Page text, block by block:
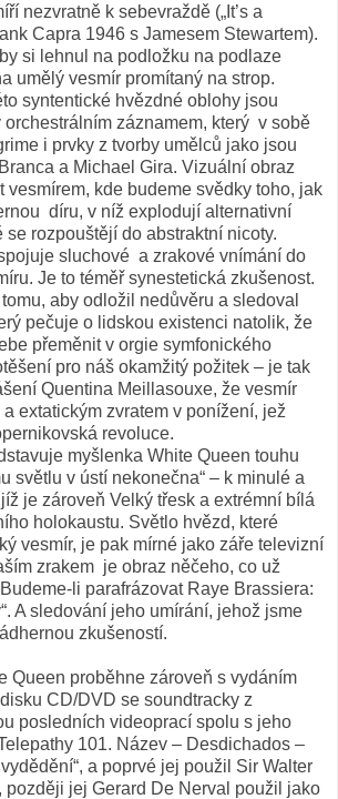
nezvratně k sebevraždě („It’s a
Capra 1946 s Jamesem Stewartem).
si lehnul na podložku na podlaze
umělý vesmír promítaný na strop.
syntentické hvězdné oblohy jsou
záznamem, který v sobě
i prvky z tvorby umělců jako jsou
a Michael Gira. Vizuální obraz
vesmírem, kde budeme svědky toho, jak
díru, v níž explodují alternativní
rozpouštějí do abstraktní nicoty.
sluchové a zrakové vnímání do
Je to téměř synestetická zkušenost.
aby odložil nedůvěru a sledoval
pečuje o lidskou existenci natolik, že
přeměnit v orgie symfonického
pro náš okamžitý požitek – je tak
Quentina Meillasouxe, že vesmír
a extatickým zvratem v ponížení, jež
revoluce.
myšlenka White Queen touhu
světlu v ústí nekonečna“ – k minulé a
je zároveň Velký třesk a extrémní bílá
holokaustu. Světlo hvězd, které
vesmír, je pak mírné jako záře televizní
zrakem je obraz něčeho, co už
li parafrázovat Raye Brassiera:
A sledování jeho umírání, jehož jsme
zkušeností.
Queen proběhne zároveň s vydáním
CD/DVD se soundtracky z
posledních videoprací spolu s jeho
101. Název – Desdichados –
a poprvé jej použil Sir Walter
později jej Gerard De Nerval použil jako